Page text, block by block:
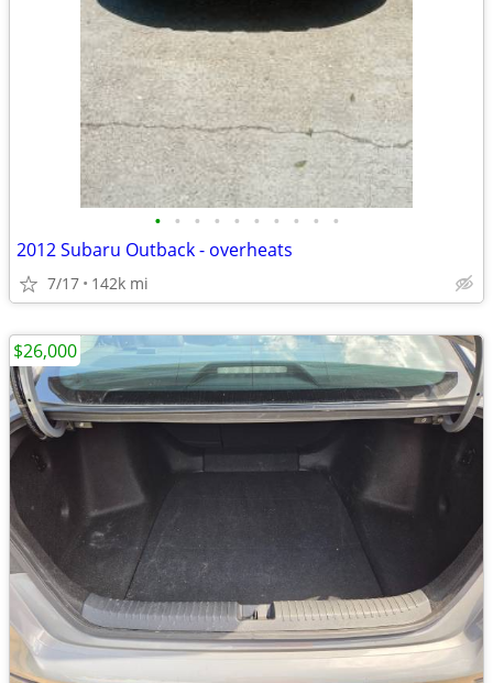
• • • • • • • • • •
2012 Subaru Outback - overheats
7/17 142k mi
$26,000